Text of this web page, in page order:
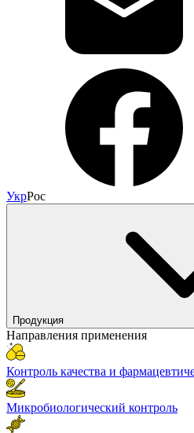
УкрРос
Продукция
Направления применения
Контроль качества и
Микробиологический контроль